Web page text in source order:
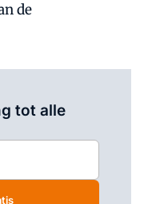
de
tot alle